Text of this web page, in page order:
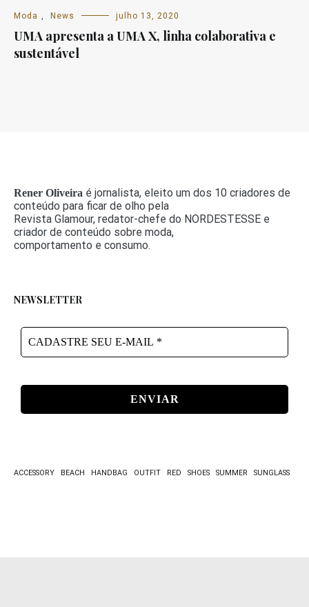
Moda , News julho 13, 2020
UMA apresenta a UMA X, linha colaborativa e
sustentável
Rener Oliveira é jornalista, eleito um dos 10 criadores de
conteúdo para ficar de olho pela
Revista Glamour, redator-chefe do NORDESTESSE e
criador de conteúdo sobre moda,
comportamento e consumo.
NEWSLETTER
CADASTRE
SEU
*
ACCESSORY BEACH HANDBAG OUTFIT RED SHOES SUMMER SUNGLASS